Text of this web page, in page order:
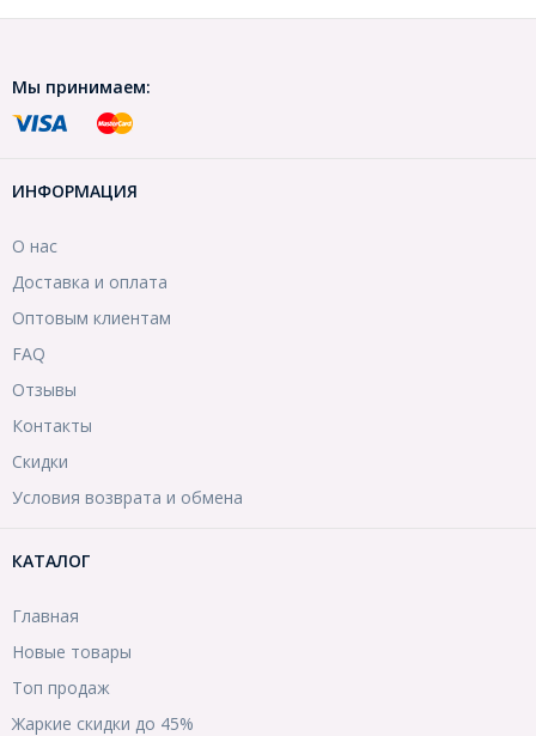
Мы принимаем:
ИНФОРМАЦИЯ
О нас
Доставка и оплата
Оптовым клиентам
FAQ
Отзывы
Контакты
Скидки
Условия возврата и обмена
КАТАЛОГ
Главная
Новые товары
Топ продаж
Жаркие скидки до 45%